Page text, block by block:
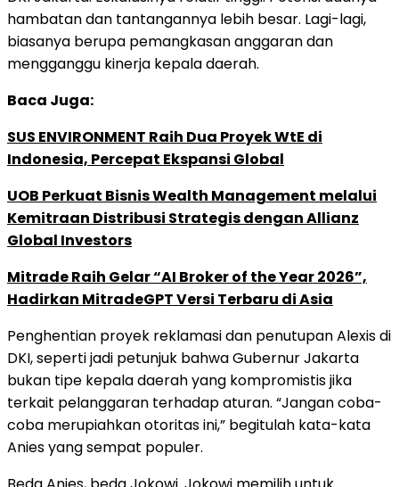
hambatan dan tantangannya lebih besar. Lagi-lagi,
biasanya berupa pemangkasan anggaran dan
mengganggu kinerja kepala daerah.
Baca Juga:
SUS ENVIRONMENT Raih Dua Proyek WtE di
Indonesia, Percepat Ekspansi Global
UOB Perkuat Bisnis Wealth Management melalui
Kemitraan Distribusi Strategis dengan Allianz
Global Investors
Mitrade Raih Gelar “AI Broker of the Year 2026”,
Hadirkan MitradeGPT Versi Terbaru di Asia
Penghentian proyek reklamasi dan penutupan Alexis di
DKI, seperti jadi petunjuk bahwa Gubernur Jakarta
bukan tipe kepala daerah yang kompromistis jika
terkait pelanggaran terhadap aturan. “Jangan coba-
coba merupiahkan otoritas ini,” begitulah kata-kata
Anies yang sempat populer.